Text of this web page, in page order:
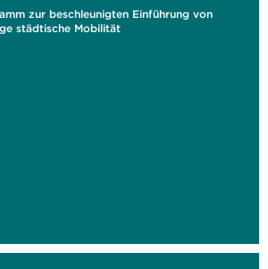
zur beschleunigten Einführung von
städtische Mobilität